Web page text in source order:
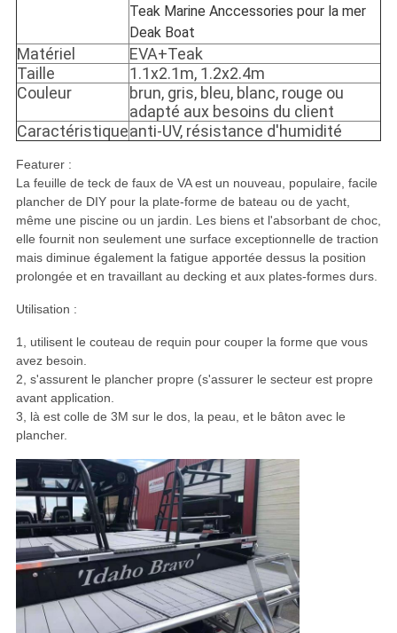
Teak Marine Anccessories pour la mer
Deak Boat
Matériel
EVA+Teak
Taille
1.1x2.1m, 1.2x2.4m
Couleur
brun, gris, bleu, blanc, rouge ou
adapté aux besoins du client
Caractéristiqueanti-UV, résistance d'humidité
Featurer :
La feuille de teck de faux de VA est un nouveau, populaire, facile
plancher de DIY pour la plate-forme de bateau ou de yacht,
même une piscine ou un jardin. Les biens et l'absorbant de choc,
elle fournit non seulement une surface exceptionnelle de traction
mais diminue également la fatigue apportée dessus la position
prolongée et en travaillant au decking et aux plates-formes durs.
Utilisation :
1, utilisent le couteau de requin pour couper la forme que vous
avez besoin.
2, s'assurent le plancher propre (s'assurer le secteur est propre
avant application.
3, là est colle de 3M sur le dos, la peau, et le bâton avec le
plancher.